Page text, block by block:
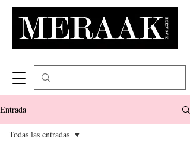
Entrada
Todas las entradas